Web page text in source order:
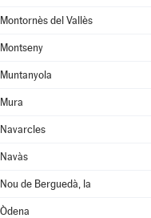
Montornès del Vallès
Montseny
Muntanyola
Mura
Navarcles
Navàs
Nou de Berguedà, la
Òdena